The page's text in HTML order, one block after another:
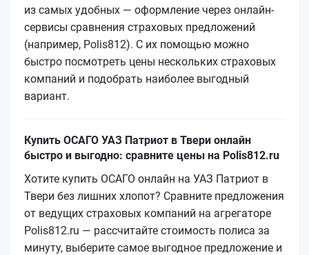
из самых удобных — оформление через онлайн-
сервисы сравнения страховых предложений
(например, Polis812). С их помощью можно
быстро посмотреть цены нескольких страховых
компаний и подобрать наиболее выгодный
вариант.
Купить ОСАГО УАЗ Патриот в Твери онлайн
быстро и выгодно: сравните цены на Polis812.ru
Хотите купить ОСАГО онлайн на УАЗ Патриот в
Твери без лишних хлопот? Сравните предложения
от ведущих страховых компаний на агрегаторе
Polis812.ru — рассчитайте стоимость полиса за
минуту, выберите самое выгодное предложение и